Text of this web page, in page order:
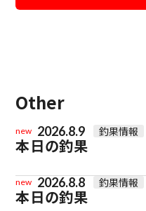
Other
new 2026.8.9 釣果情報
本日の釣果
new 2026.8.8 釣果情報
本日の釣果